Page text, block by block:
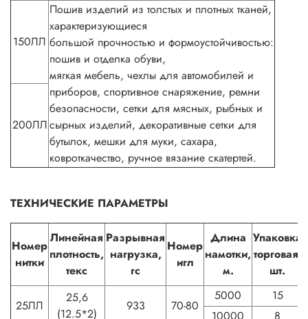
150ЛЛ
Пошив изделий из толстых и плотных тканей,
характеризующиеся
большой прочностью и формоустойчивостью:
пошив и отделка обуви,
мягкая мебель, чехлы для автомобилей и
приборов, спортивное снаряжение, ремни
безопасности, сетки для мясных, рыбных и
сырных изделий, декоративные сетки для
бутылок, мешки для муки, сахара,
ковроткачество, ручное вязание скатертей.
200ЛЛ
ТЕХНИЧЕСКИЕ ПАРАМЕТРЫ
Номер
нитки
Линейная
плотность,
текс
Разрывная
нагрузка,
гс
Номер
игл
Длина
намотки,
м.
Упаковка
торговая,
шт.
25ЛЛ
25,6
(12.5*2)
933 70-80
5000
15